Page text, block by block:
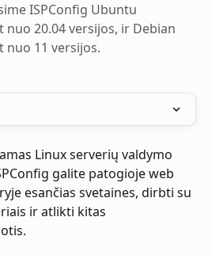
ISPConfig Ubuntu
20.04 versijos, ir Debian
nuo 11 versijos.
Linux serverių valdymo
galite patogioje web
esančias svetaines, dirbti su
ir atlikti kitas